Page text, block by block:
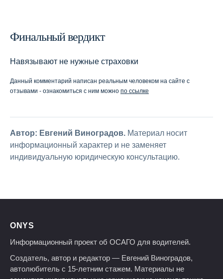
Финальный вердикт
Навязывают не нужные страховки
Данный комментарий написан реальным человеком на сайте с
отзывами - ознакомиться с ним можно по ссылке
Автор: Евгений Виноградов. Материал носит
информационный характер и не заменяет
индивидуальную юридическую консультацию.
ONYS
Информационный проект об ОСАГО для водителей.
Создатель, автор и редактор — Евгений Виноградов,
автолюбитель с 15-летним стажем. Материалы не